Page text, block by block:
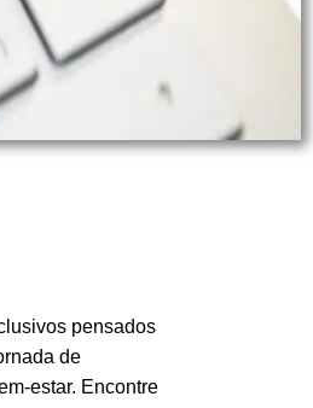
pensados
de
estar. Encontre